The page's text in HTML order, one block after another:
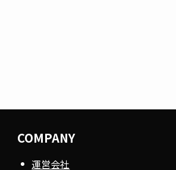
COMPANY
運営会社